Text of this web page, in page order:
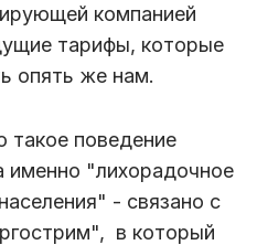
компанией
тарифы, которые
опять же нам.
такое поведение
именно "лихорадочное
- связано с
в который